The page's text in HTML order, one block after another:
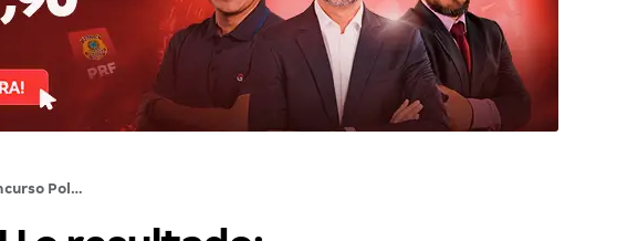
Concurso Polícia Civil PI: SAIU o resultado; confira!